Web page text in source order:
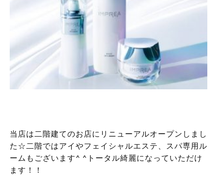
当店は二階建てのお店にリニューアルオープンしまし
た☆二階ではアイやフェイシャルエステ、スパ専用ル
ームもございます^ ^トータル綺麗になっていただけ
ます！！